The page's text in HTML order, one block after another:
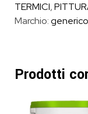
TERMICI,
Marchio:
Prodotti